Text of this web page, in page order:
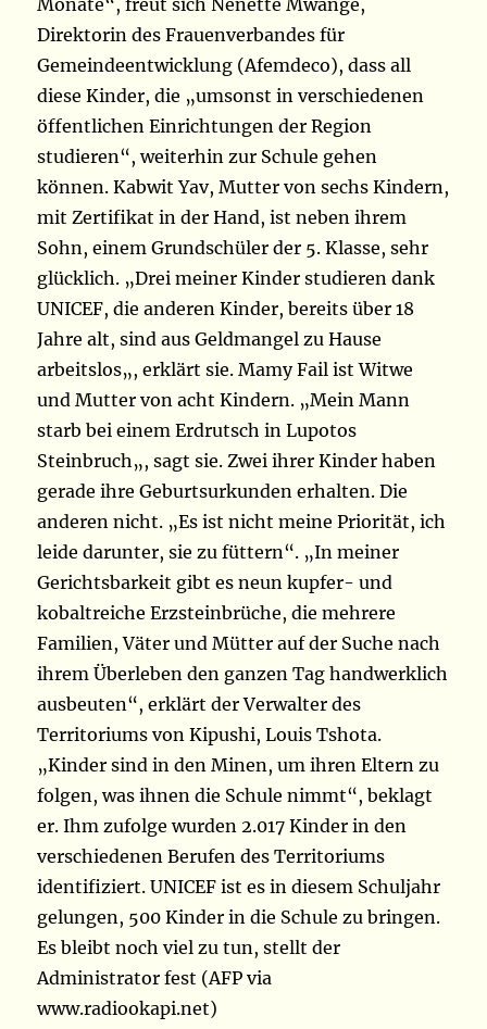
Monate“, freut sich Nenette Mwange,
Direktorin des Frauenverbandes für
Gemeindeentwicklung (Afemdeco),dass all
diese Kinder, die „umsonst in verschiedenen
öffentlichen Einrichtungen der Region
studieren“, weiterhin zur Schule gehen
können. Kabwit Yav, Mutter von sechs Kindern,
mit Zertifikat in der Hand, ist neben ihrem
Sohn, einem Grundschüler der 5. Klasse, sehr
glücklich. „Drei meiner Kinder studieren dank
UNICEF, die anderen Kinder, bereits über 18
Jahre alt, sind aus Geldmangel zu Hause
arbeitslos„, erklärt sie. Mamy Fail ist Witwe
und Mutter von acht Kindern. „Mein Mann
starb bei einem Erdrutsch in Lupotos
Steinbruch„, sagt sie. Zwei ihrer Kinder haben
gerade ihre Geburtsurkunden erhalten. Die
anderen nicht. „Es ist nicht meine Priorität, ich
leide darunter, sie zu füttern“. „In meiner
Gerichtsbarkeit gibt es neun kupfer- und
kobaltreiche Erzsteinbrüche, die mehrere
Familien, Väter und Mütter auf der Suche nach
ihrem Überleben den ganzen Tag handwerklich
ausbeuten“, erklärt der Verwalter des
Territoriums von Kipushi, Louis Tshota.
„Kinder sind in den Minen, um ihren Eltern zu
folgen, was ihnen die Schule nimmt“, beklagt
er. Ihm zufolge wurden 2.017 Kinder in den
verschiedenen Berufen des Territoriums
identifiziert. UNICEF ist es in diesem Schuljahr
gelungen, 500 Kinder in die Schule zu bringen.
Es bleibt noch viel zu tun, stellt der
Administrator fest (AFP via
www.radiookapi.net)